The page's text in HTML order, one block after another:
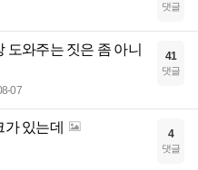
댓글
도와주는 짓은 좀 아니
07
41
댓글
있는데 4
댓글